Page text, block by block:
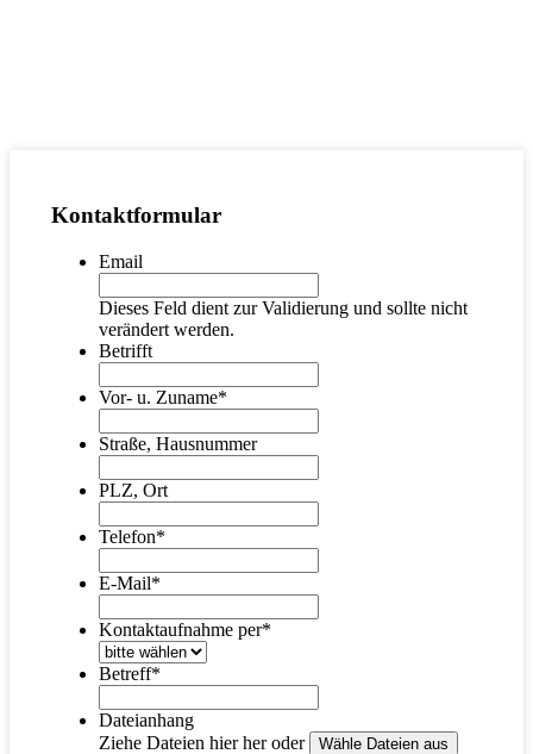
Kontaktformular
Email
Dieses Feld dient zur Validierung und sollte nicht
verändert werden.
Betrifft
Vor- u. Zuname*
Straße, Hausnummer
PLZ, Ort
Telefon*
E-Mail*
Kontaktaufnahme per*
Betreff*
Dateianhang
Ziehe Dateien hier her oder
Wähle Dateien aus